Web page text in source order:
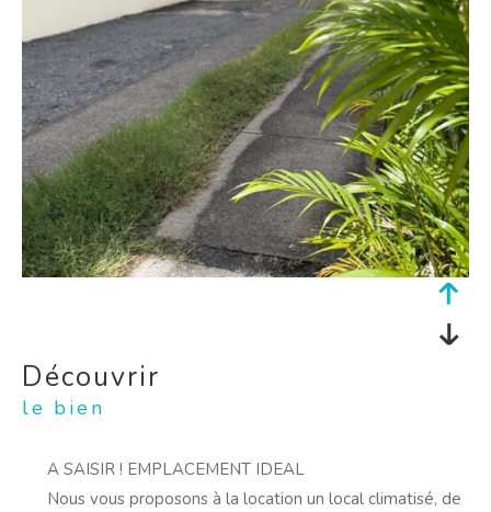
découvrir
le bien
A SAISIR ! EMPLACEMENT IDEAL
Nous vous proposons à la location un local climatisé, de